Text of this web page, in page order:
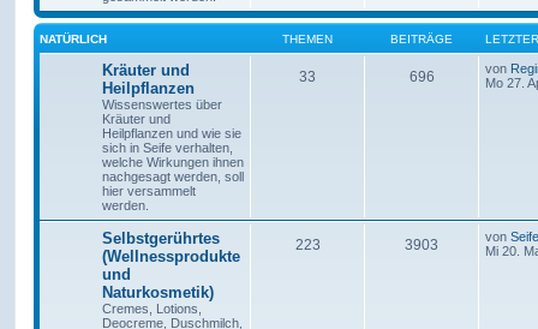
NATÜRLICH THEMEN BEITRÄGE
Kräuter und
Heilpflanzen
Wissenswertes über
Kräuter und
Heilpflanzen und wie sie
sich in Seife verhalten,
welche Wirkungen ihnen
nachgesagt werden, soll
hier versammelt
werden.
33 696 von
Mo 27.
Selbstgerührtes
(Wellnessprodukte
und
Naturkosmetik)
Cremes, Lotions,
Deocreme, Duschmilch,
223 3903 von
Mi 20.